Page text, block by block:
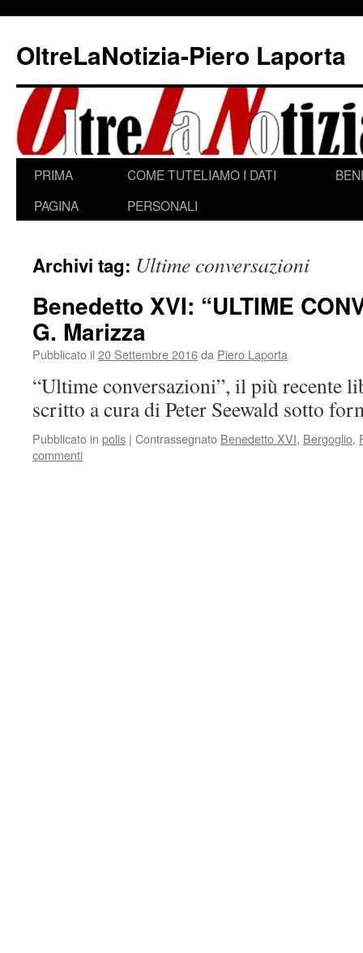
contenuto
OltreLaNotizia-Piero Laporta
PRIMA
PAGINA
COME TUTELIAMO I DATI
PERSONALI
Archivi tag: Ultime conversazioni
Benedetto XVI: “ULTIME
G. Marizza
Pubblicato il 20 Settembre 2016da Piero Laporta
“Ultime conversazioni”, il più recente
scritto a cura di Peter Seewald sotto
Pubblicato in polis | Contrassegnato Benedetto XVI, Bergoglio,
commenti